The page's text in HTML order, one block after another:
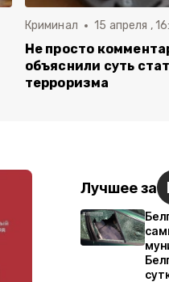
Криминал 15 апреля ,
Не просто
объяснили суть
терроризма
Лучшее за